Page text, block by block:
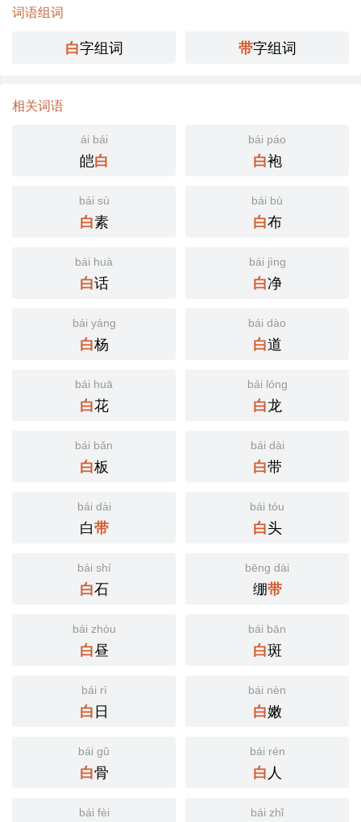
词语组词
白字组词 带字组词
相关词语
ái bái
皑白
bái páo
白袍
bái sù
白素
bái bù
白布
bái huà
白话
bái jìng
白净
bái yáng
白杨
bái dào
白道
bái huā
白花
bái lóng
白龙
bái bǎn
白板
bái dài
白带
bái dài
白带
bái tóu
白头
bái shí
白石
bēng dài
绷带
bái zhòu
白昼
bái bān
白斑
bái rì
白日
bái nèn
白嫩
bái gǔ
白骨
bái rén
白 人
bái fèi bái zhǐ